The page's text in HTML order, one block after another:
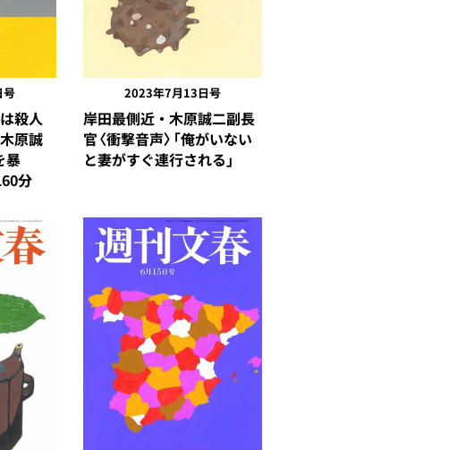
号
殺人
原誠
暴
分
2023年7月13日号
岸田最側近・木原誠二副長
官〈衝撃音声〉「俺がいない
と妻がすぐ連行される」